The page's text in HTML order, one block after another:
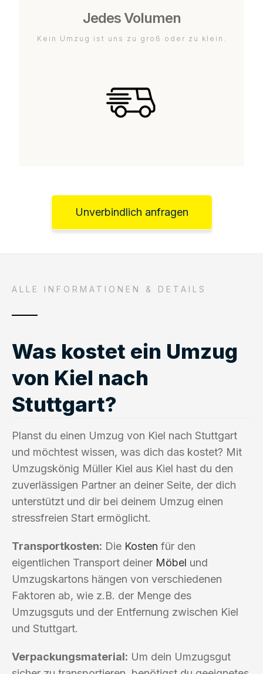
Jedes Volumen
Kein Umzug ist uns zu groß oder zu klein.
Unverbindlich anfragen
ALLE INFORMATIONEN & DETAILS
Was kostet ein Umzug
von Kiel nach
Stuttgart?
Planst du einen Umzug von Kiel nach Stuttgart
und möchtest wissen, was dich das kostet? Mit
Umzugskönig Müller Kiel aus Kiel hast du den
zuverlässigen Partner an deiner Seite, der dich
unterstützt und dir bei deinem Umzug einen
stressfreien Start ermöglicht.
Transportkosten: Die Kosten für den
eigentlichen Transport deiner Möbel und
Umzugskartons hängen von verschiedenen
Faktoren ab, wie z.B. der Menge des
Umzugsguts und der Entfernung zwischen Kiel
und Stuttgart.
Verpackungsmaterial: Um dein Umzugsgut